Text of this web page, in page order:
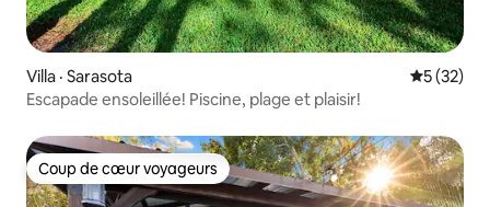
Villa · Sarasota Note
5 (32)
Escapade ensoleillée! Piscine, plage et plaisir!
Coup de cœur voyageurs
Coup de cœur voyageurs